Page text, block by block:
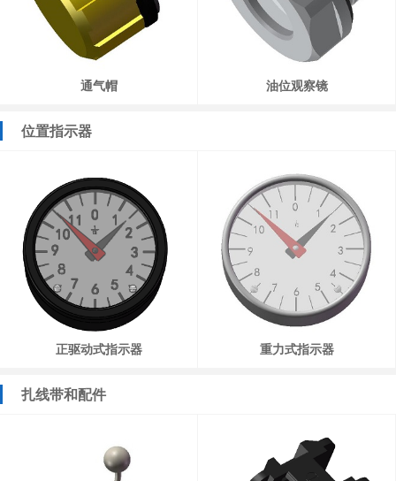
通气帽 油位观察镜
位置指示器
正驱动式指示器 重力式指示器
扎线带和配件